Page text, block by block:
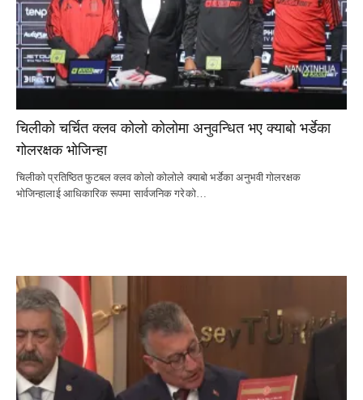
चिलीको चर्चित क्लव कोलो कोलोमा अनुवन्धित भए क्याबो भर्डेका
गोलरक्षक भोजिन्हा
चिलीको प्रतिष्ठित फुटबल क्लव कोलो कोलोले क्याबो भर्डेका अनुभवी गोलरक्षक
भोजिन्हालाई आधिकारिक रूपमा सार्वजनिक गरेको…